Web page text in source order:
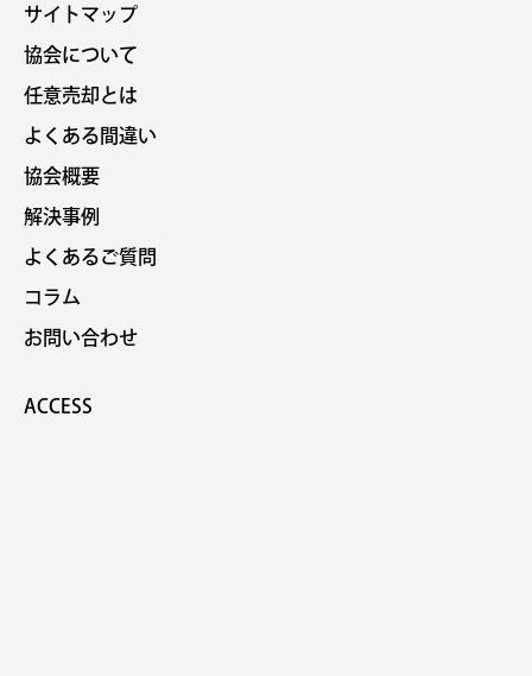
サイトマップ
協会について
任意売却とは
よくある間違い
協会概要
解決事例
よくあるご質問
コラム
お問い合わせ
ACCESS